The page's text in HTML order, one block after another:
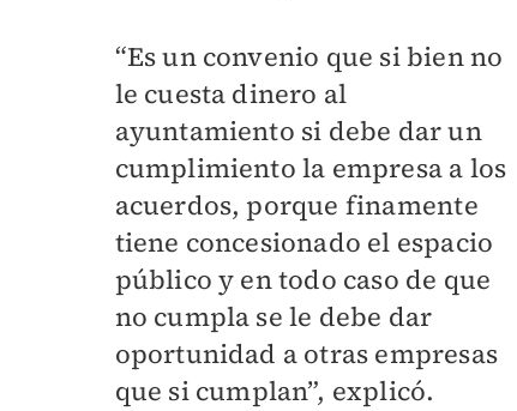
“Es un convenio que si bien no
le cuesta dinero al
ayuntamiento si debe dar un
cumplimiento la empresa a los
acuerdos, porque finamente
tiene concesionado el espacio
público y en todo caso de que
no cumpla se le debe dar
oportunidad a otras empresas
que si cumplan”, explicó.